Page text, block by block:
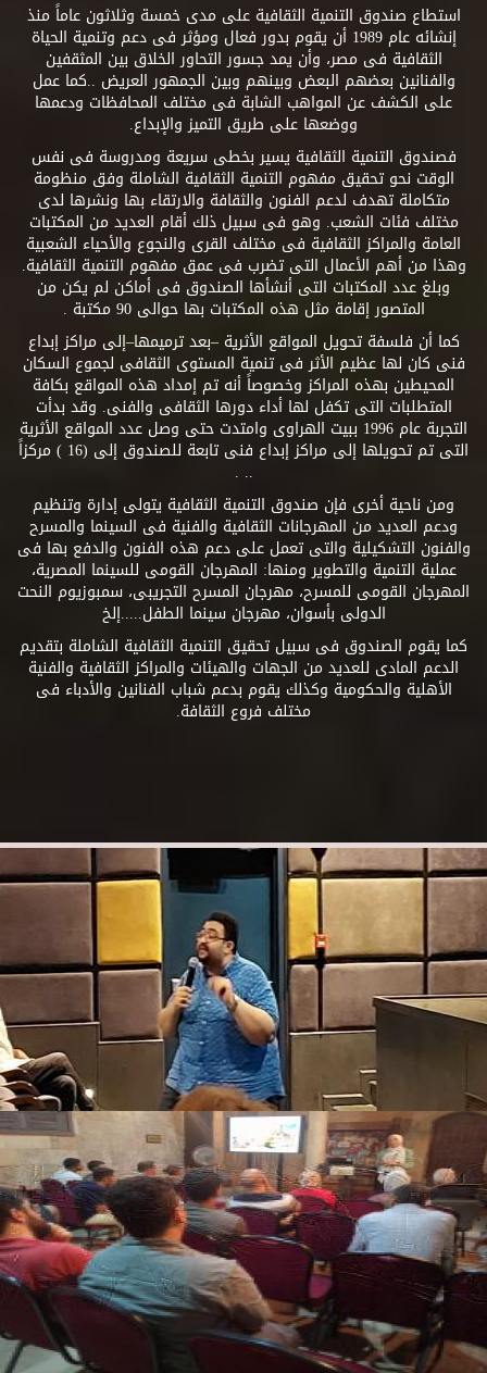
استطاع صندوق التنمية الثقافية على مدى خمسة وثلاثون عاماً منذ
إنشائه عام 1989 أن يقوم بدور فعال ومؤثر فى دعم وتنمية الحياة
الثقافية فى مصر، وأن يمد جسور التحاور الخلاق بين المثقفين
والفنانين بعضهم البعض وبينهم وبين الجمهور العريض ..كما عمل
على الكشف عن المواهب الشابة فى مختلف المحافظات ودعمها
ووضعها على طريق التميز والإبداع.
فصندوق التنمية الثقافية يسير بخطى سريعة ومدروسة فى نفس
الوقت نحو تحقيق مفهوم التنمية الثقافية الشاملة وفق منظومة
متكاملة تهدف لدعم الفنون والثقافة والارتقاء بها ونشرها لدى
مختلف فئات الشعب. وهو فى سبيل ذلك أقام العديد من المكتبات
العامة والمراكز الثقافية فى مختلف القرى والنجوع والأحياء الشعبية
وهذا من أهم الأعمال التى تضرب فى عمق مفهوم التنمية الثقافية.
وبلغ عدد المكتبات التى أنشأها الصندوق فى أماكن لم يكن من
المتصور إقامة مثل هذه المكتبات بها حوالى 90 مكتبة .
كما أن فلسفة تحويل المواقع الأثرية –بعد ترميمها–إلى مراكز إبداع
فنى كان لها عظيم الأثر فى تنمية المستوى الثقافى لجموع السكان
المحيطين بهذه المراكز وخصوصاً أنه تم إمداد هذه المواقع بكافة
المتطلبات التى تكفل لها أداء دورها الثقافى والفنى. وقد بدأت
التجربة عام 1996 ببيت الهراوى وامتدت حتى وصل عدد المواقع الأثرية
التى تم تحويلها إلى مراكز إبداع فنى تابعة للصندوق إلى (16 ) مركزاً
.. .
ومن ناحية أخرى فإن صندوق التنمية الثقافية يتولى إدارة وتنظيم
ودعم العديد من المهرجانات الثقافية والفنية فى السينما والمسرح
والفنون التشكيلية والتى تعمل على دعم هذه الفنون والدفع بها فى
عملية التنمية والتطوير ومنها: المهرجان القومى للسينما المصرية،
المهرجان القومى للمسرح، مهرجان المسرح التجريبى، سمبوزيوم النحت
الدولى بأسوان، مهرجان سينما الطفل.....إلخ
كما يقوم الصندوق فى سبيل تحقيق التنمية الثقافية الشاملة بتقديم
الدعم المادى للعديد من الجهات والهيئات والمراكز الثقافية والفنية
الأهلية والحكومية وكذلك يقوم بدعم شباب الفنانين والأدباء فى
مختلف فروع الثقافة.